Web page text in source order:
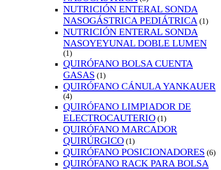
NUTRICIÓN ENTERAL SONDA
NASOGÁSTRICA PEDIÁTRICA (1)
NUTRICIÓN ENTERAL SONDA
NASOYEYUNAL DOBLE LUMEN
(1)
QUIRÓFANO BOLSA CUENTA
GASAS (1)
QUIRÓFANO CÁNULA YANKAUER
(4)
QUIRÓFANO LIMPIADOR DE
ELECTROCAUTERIO (1)
QUIRÓFANO MARCADOR
QUIRÚRGICO (1)
QUIRÓFANO POSICIONADORES (6)
QUIRÓFANO RACK PARA BOLSA